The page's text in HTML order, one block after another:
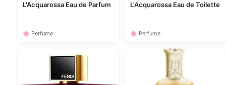
L'Acquarossa Eau de Parfum
🌸 Perfume
L'Acquarossa Eau de Toilette
🌸 Perfume